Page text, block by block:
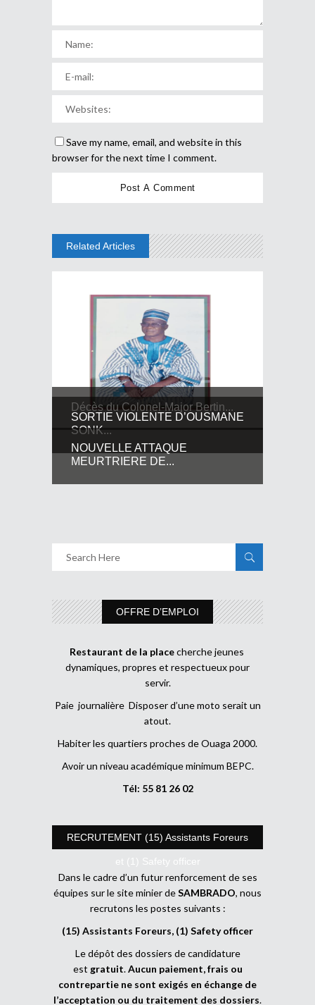
Save my name, email, and website in this
browser for the next time I comment.
Related Articles
Décès du Colonel-Major Bertin...
SORTIE VIOLENTE D’OUSMANE
SONK...
NOUVELLE ATTAQUE
MEURTRIERE DE...
OFFRE D’EMPLOI
Restaurant de la placecherche jeunes
dynamiques, propres et respectueux pour
servir.
Paie journalière Disposer d’une moto serait un
atout.
Habiter les quartiers proches de Ouaga 2000.
Avoir un niveau académique minimum BEPC.
Tél: 55 81 26 02
RECRUTEMENT (15) Assistants Foreurs
et (1) Safety officer
Dans le cadre d’un futur renforcement de ses
équipes sur le site minier deSAMBRADO, nous
recrutons les postes suivants :
(15) Assistants Foreurs, (1) Safety officer
Le dépôt des dossiers de candidature
est gratuit.Aucun paiement, frais ou
contrepartie ne sont exigés en échange de
l’acceptation ou du traitement des dossiers.